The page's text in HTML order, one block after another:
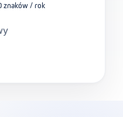
znaków / rok